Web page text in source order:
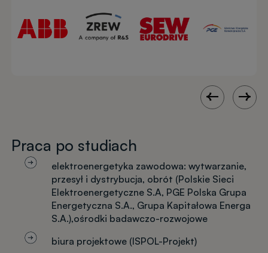
Praca po studiach
elektroenergetyka zawodowa: wytwarzanie,
przesył i dystrybucja, obrót (Polskie Sieci
Elektroenergetyczne S.A, PGE Polska Grupa
Energetyczna S.A., Grupa Kapitałowa Energa
S.A.),ośrodki badawczo-rozwojowe
biura projektowe (ISPOL-Projekt)